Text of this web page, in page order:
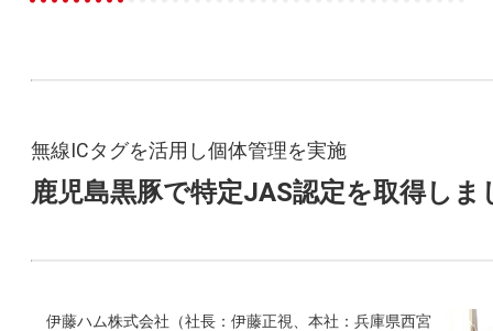
無線ICタグを活用し個体管理を実施
鹿児島黒豚で特定JAS認定を取得しま
伊藤ハム株式会社（社長：伊藤正視、本社：兵庫県西宮